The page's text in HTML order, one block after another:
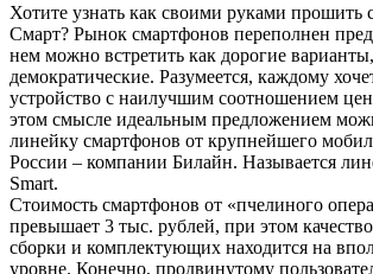
Хотите узнать как своими руками прошить
Смарт? Рынок смартфонов переполнен
нем можно встретить как дорогие
демократические. Разумеется, каждому
устройство с наилучшим соотношением
этом смысле идеальным предложением
линейку смартфонов от крупнейшего
России – компании Билайн. Называется
Smart.
Стоимость смартфонов от «пчелиного
превышает 3 тыс. рублей, при этом
сборки и комплектующих находится на
уровне. Конечно, продвинутому